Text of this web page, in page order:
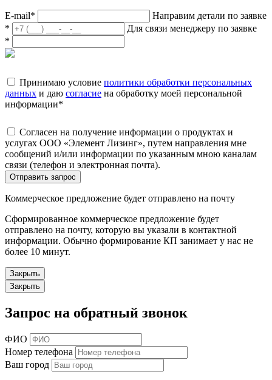
E-mail*
Направим детали по заявке
*
Для связи менеджеру по заявке
*
Принимаю условие политики обработки персональных
данных и даю согласие на обработку моей персональной
информации*
Согласен на получение информации о продуктах и
услугах ООО «Элемент Лизинг», путем направления мне
сообщений и/или информации по указанным мною каналам
связи (телефон и электронная почта).
Отправить запрос
Коммерческое предложение будет отправлено на почту
Сформированное коммерческое предложение будет
отправлено на почту, которую вы указали в контактной
информации. Обычно формирование КП занимает у нас не
более 10 минут.
Закрыть
Закрыть
Запрос на обратный звонок
ФИО
Номер телефона
Ваш город